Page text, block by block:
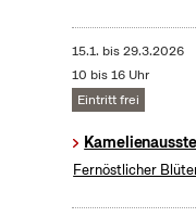
15.1. bis29.3.2026
10 bis 16 Uhr
Eintritt frei
Fernöstlicher